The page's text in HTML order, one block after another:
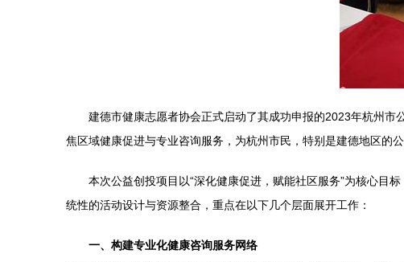
建德市健康志愿者协会正式启动了其成功申报的2023年杭州
焦区域健康促进与专业咨询服务，为杭州市民，特别是建德地区的
本次公益创投项目以“深化健康促进，赋能社区服务”为核心目
统性的活动设计与资源整合，重点在以下几个层面展开工作：
一、构建专业化健康咨询服务网络